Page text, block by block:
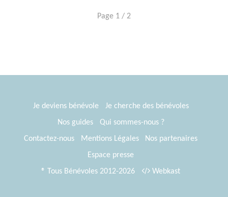
Page 1 / 2
Je deviens bénévole
Je cherche des bénévoles
Nos guides
Qui sommes-nous ?
Contactez-nous
Mentions Légales
Nos partenaires
Espace presse
® Tous Bénévoles 2012-2026
Webkast